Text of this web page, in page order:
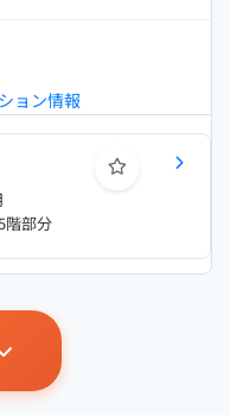
ョン情報
階部分